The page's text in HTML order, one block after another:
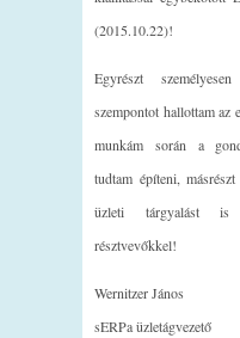
(2015.10.22)!
Egyrészt
szempontot hallottam az
munkám során a
tudtam építeni,
üzleti tárgyalást is
résztvevőkkel!
Wernitzer János
sERPa üzletágvezető